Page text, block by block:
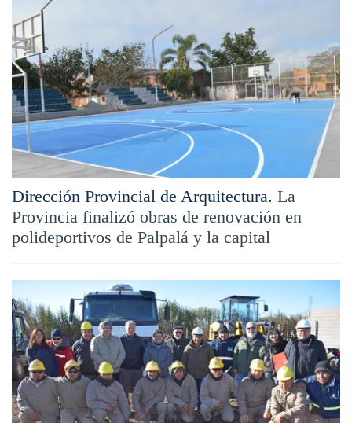
Dirección Provincial de Arquitectura. La
Provincia finalizó obras de renovación en
polideportivos de Palpalá y la capital